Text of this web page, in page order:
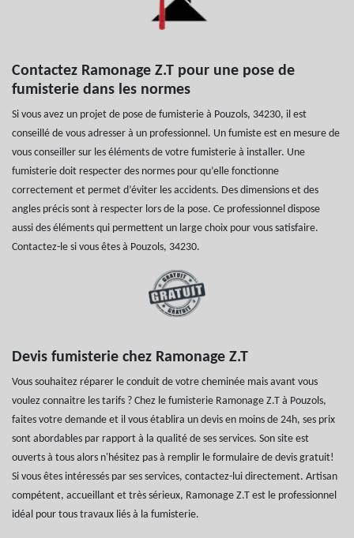
Contactez Ramonage Z.T pour une pose de
fumisterie dans les normes
Si vous avez un projet de pose de fumisterie à Pouzols, 34230, il est
conseillé de vous adresser à un professionnel. Un fumiste est en mesure de
vous conseiller sur les éléments de votre fumisterie à installer. Une
fumisterie doit respecter des normes pour qu’elle fonctionne
correctement et permet d’éviter les accidents. Des dimensions et des
angles précis sont à respecter lors de la pose. Ce professionnel dispose
aussi des éléments qui permettent un large choix pour vous satisfaire.
Contactez-le si vous êtes à Pouzols, 34230.
Devis fumisterie chez Ramonage Z.T
Vous souhaitez réparer le conduit de votre cheminée mais avant vous
voulez connaitre les tarifs ? Chez le fumisterie Ramonage Z.T à Pouzols,
faites votre demande et il vous établira un devis en moins de 24h, ses prix
sont abordables par rapport à la qualité de ses services. Son site est
ouverts à tous alors n'hésitez pas à remplir le formulaire de devis gratuit!
Si vous êtes intéressés par ses services, contactez-lui directement. Artisan
compétent, accueillant et très sérieux, Ramonage Z.T est le professionnel
idéal pour tous travaux liés à la fumisterie.